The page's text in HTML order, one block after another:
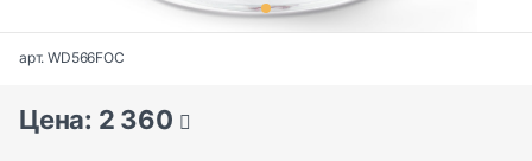
арт. WD566FOC
Цена: 2 360